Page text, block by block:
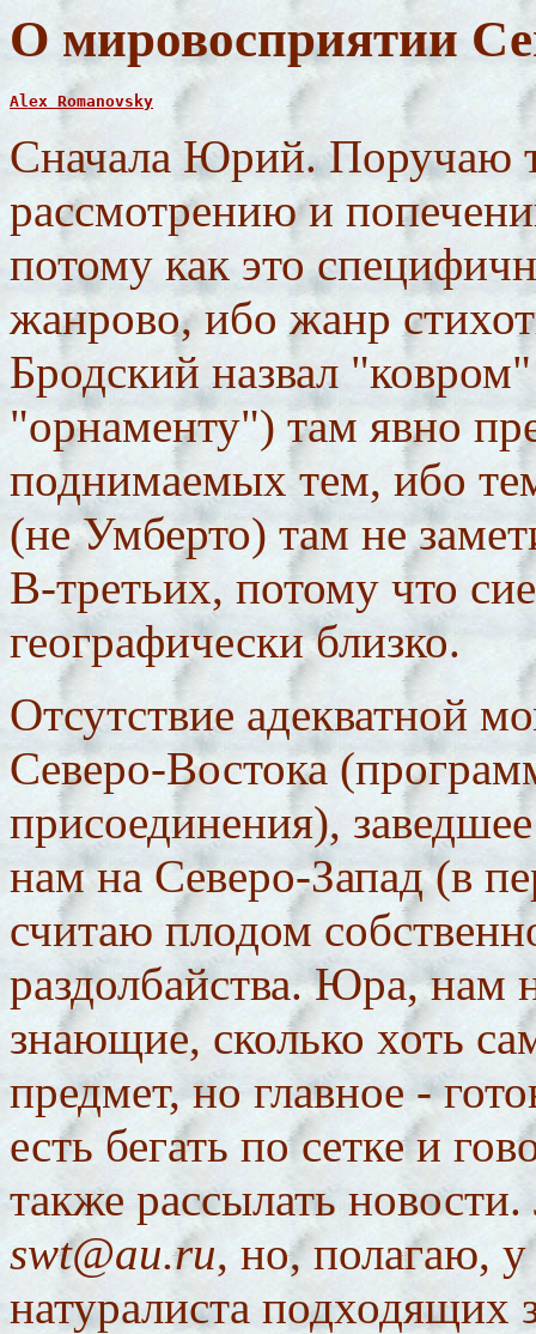
О мировосприятии
Alex Romanovsky
Сначала Юрий. Поручаю
рассмотрению и
потому как это
жанрово, ибо жанр
Бродский назвал
"орнаменту") там явно
поднимаемых тем, ибо
(не Умберто) там не
В-третьих, потому что
географически близко.
Отсутствие адекватной
Северо-Востока
присоединения),
нам на Северо-Запад (в
считаю плодом
раздолбайства. Юра, нам
знающие, сколько хоть
предмет, но главное -
есть бегать по сетке и
также рассылать
swt@au.ru, но, полагаю, у
натуралиста